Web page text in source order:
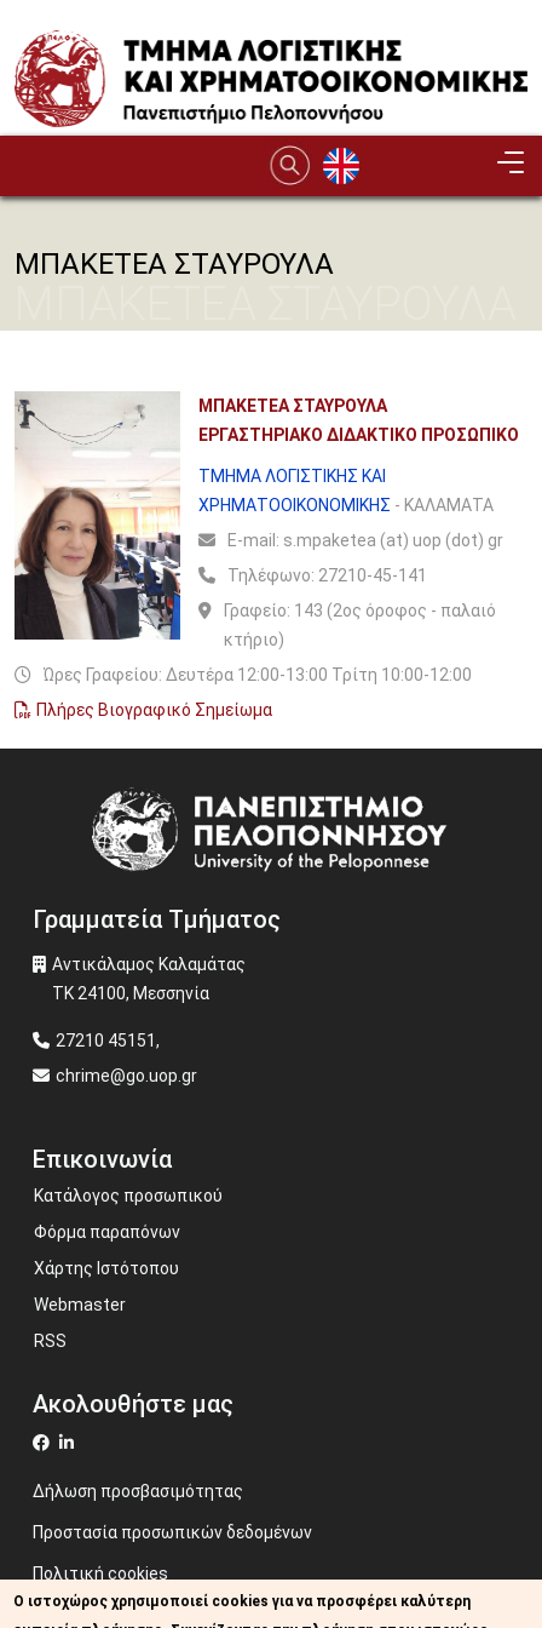
ΜΠΑΚΕΤΕΑ ΣΤΑΥΡΟΥΛΑ
ΜΠΑΚΕΤΕΑ ΣΤΑΥΡΟΥΛΑ
ΕΡΓΑΣΤΗΡΙΑΚΟ ΔΙΔΑΚΤΙΚΟ ΠΡΟΣΩΠΙΚΟ
ΤΜΗΜΑ ΛΟΓΙΣΤΙΚΗΣ ΚΑΙ
ΧΡΗΜΑΤΟΟΙΚΟΝΟΜΙΚΗΣ - ΚΑΛΑΜΑΤΑ
Ε-mail: s.mpaketea (at) uop (dot) gr
Τηλέφωνο: 27210-45-141
Γραφείο: 143 (2ος όροφος - παλαιό
κτήριο)
Ώρες Γραφείου: Δευτέρα 12:00-13:00 Τρίτη 10:00-12:00
Πλήρες Βιογραφικό Σημείωμα
Γραμματεία Τμήματος
Αντικάλαμος Καλαμάτας
ΤΚ 24100, Μεσσηνία
27210 45151,
chrime@go.uop.gr
Επικοινωνία
Κατάλογος προσωπικού
Φόρμα παραπόνων
Χάρτης Ιστότοπου
Webmaster
RSS
Ακολουθήστε μας
Δήλωση προσβασιμότητας
Προστασία προσωπικών δεδομένων
Πολιτική cookies
Όροι χρήσης
Ο ιστοχώρος χρησιμοποιεί cookies για να προσφέρει καλύτερη